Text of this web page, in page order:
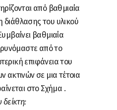
από βαθμιαία
διάθλασης του υλικού
βαθμιαία
από το
επιφάνεια του
ακτινών σε μια τέτοια
στο Σχήμα .
δείκτη: